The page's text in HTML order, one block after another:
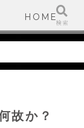
HOME
故か？
検索